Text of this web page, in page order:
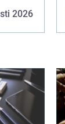
2026